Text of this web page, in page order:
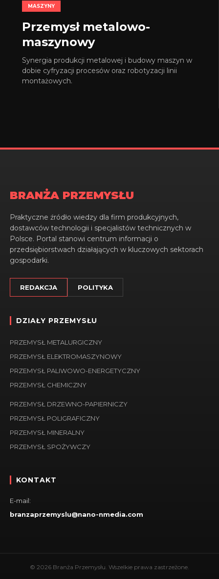
MASZYNY
Przemysł metalowo-
maszynowy
Synergia produkcji metalowej i budowy maszyn w
dobie cyfryzacji procesów oraz robotyzacji linii
montażowych.
BRANŻA PRZEMYSŁU
Praktyczne źródło wiedzy dla firm produkcyjnych,
dostawców technologii i specjalistów technicznych w
Polsce. Portal stanowi centrum informacji o
przedsiębiorstwach działających w kluczowych sektorach
gospodarki.
REDAKCJA POLITYKA
DZIAŁY PRZEMYSŁU
PRZEMYSŁ METALURGICZNY
PRZEMYSŁ ELEKTROMASZYNOWY
PRZEMYSŁ PALIWOWO-ENERGETYCZNY
PRZEMYSŁ CHEMICZNY
PRZEMYSŁ DRZEWNO-PAPIERNICZY
PRZEMYSŁ POLIGRAFICZNY
PRZEMYSŁ MINERALNY
PRZEMYSŁ SPOŻYWCZY
KONTAKT
E-mail:
branzaprzemyslu@nano-nmedia.com
© 2026 Branża Przemysłu. Wszelkie prawa zastrzeżone.